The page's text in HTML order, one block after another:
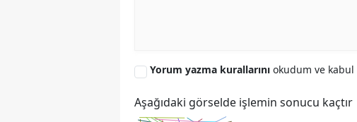
Yorum yazma kurallarını okudum ve
Aşağıdaki görselde işlemin sonucu kaçtır